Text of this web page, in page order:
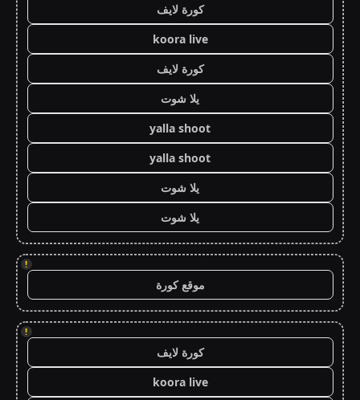
كورة لايف
koora live
كورة لايف
يلا شوت
yalla shoot
yalla shoot
يلا شوت
يلا شوت
!
موقع كورة
!
كورة لايف
koora live